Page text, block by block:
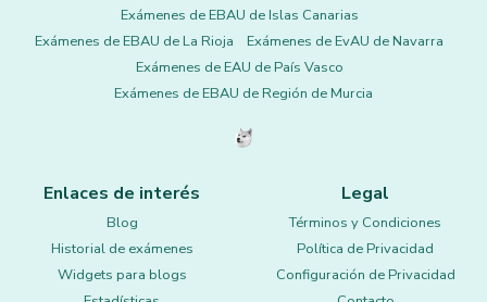
Exámenes de EBAU de Islas Canarias
Exámenes de EBAU de La Rioja
Exámenes de EvAU de Navarra
Exámenes de EAU de País Vasco
Exámenes de EBAU de Región de Murcia
Enlaces de interés
Blog
Historial de exámenes
Widgets para blogs
Legal
Términos y Condiciones
Política de Privacidad
Configuración de Privacidad